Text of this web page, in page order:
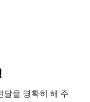
달을 명확히 해 주